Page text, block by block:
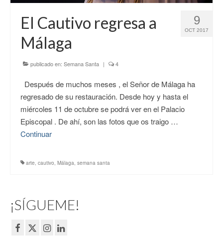
9
OCT 2017
El Cautivo regresa a
Málaga
publicado en: Semana Santa | 4
Después de muchos meses , el Señor de Málaga ha
regresado de su restauración. Desde hoy y hasta el
miércoles 11 de octubre se podrá ver en el Palacio
Episcopal . De ahí, son las fotos que os traigo …
Continuar
arte cautivo Málaga semana santa
¡SÍGUEME!